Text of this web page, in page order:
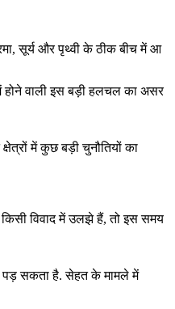
सूर्य और पृथ्वी के ठीक बीच में आ
होने वाली इस बड़ी हलचल का असर
में कुछ बड़ी चुनौतियों का
विवाद में उलझे हैं, तो इस समय
पड़ सकता है. सेहत के मामले में